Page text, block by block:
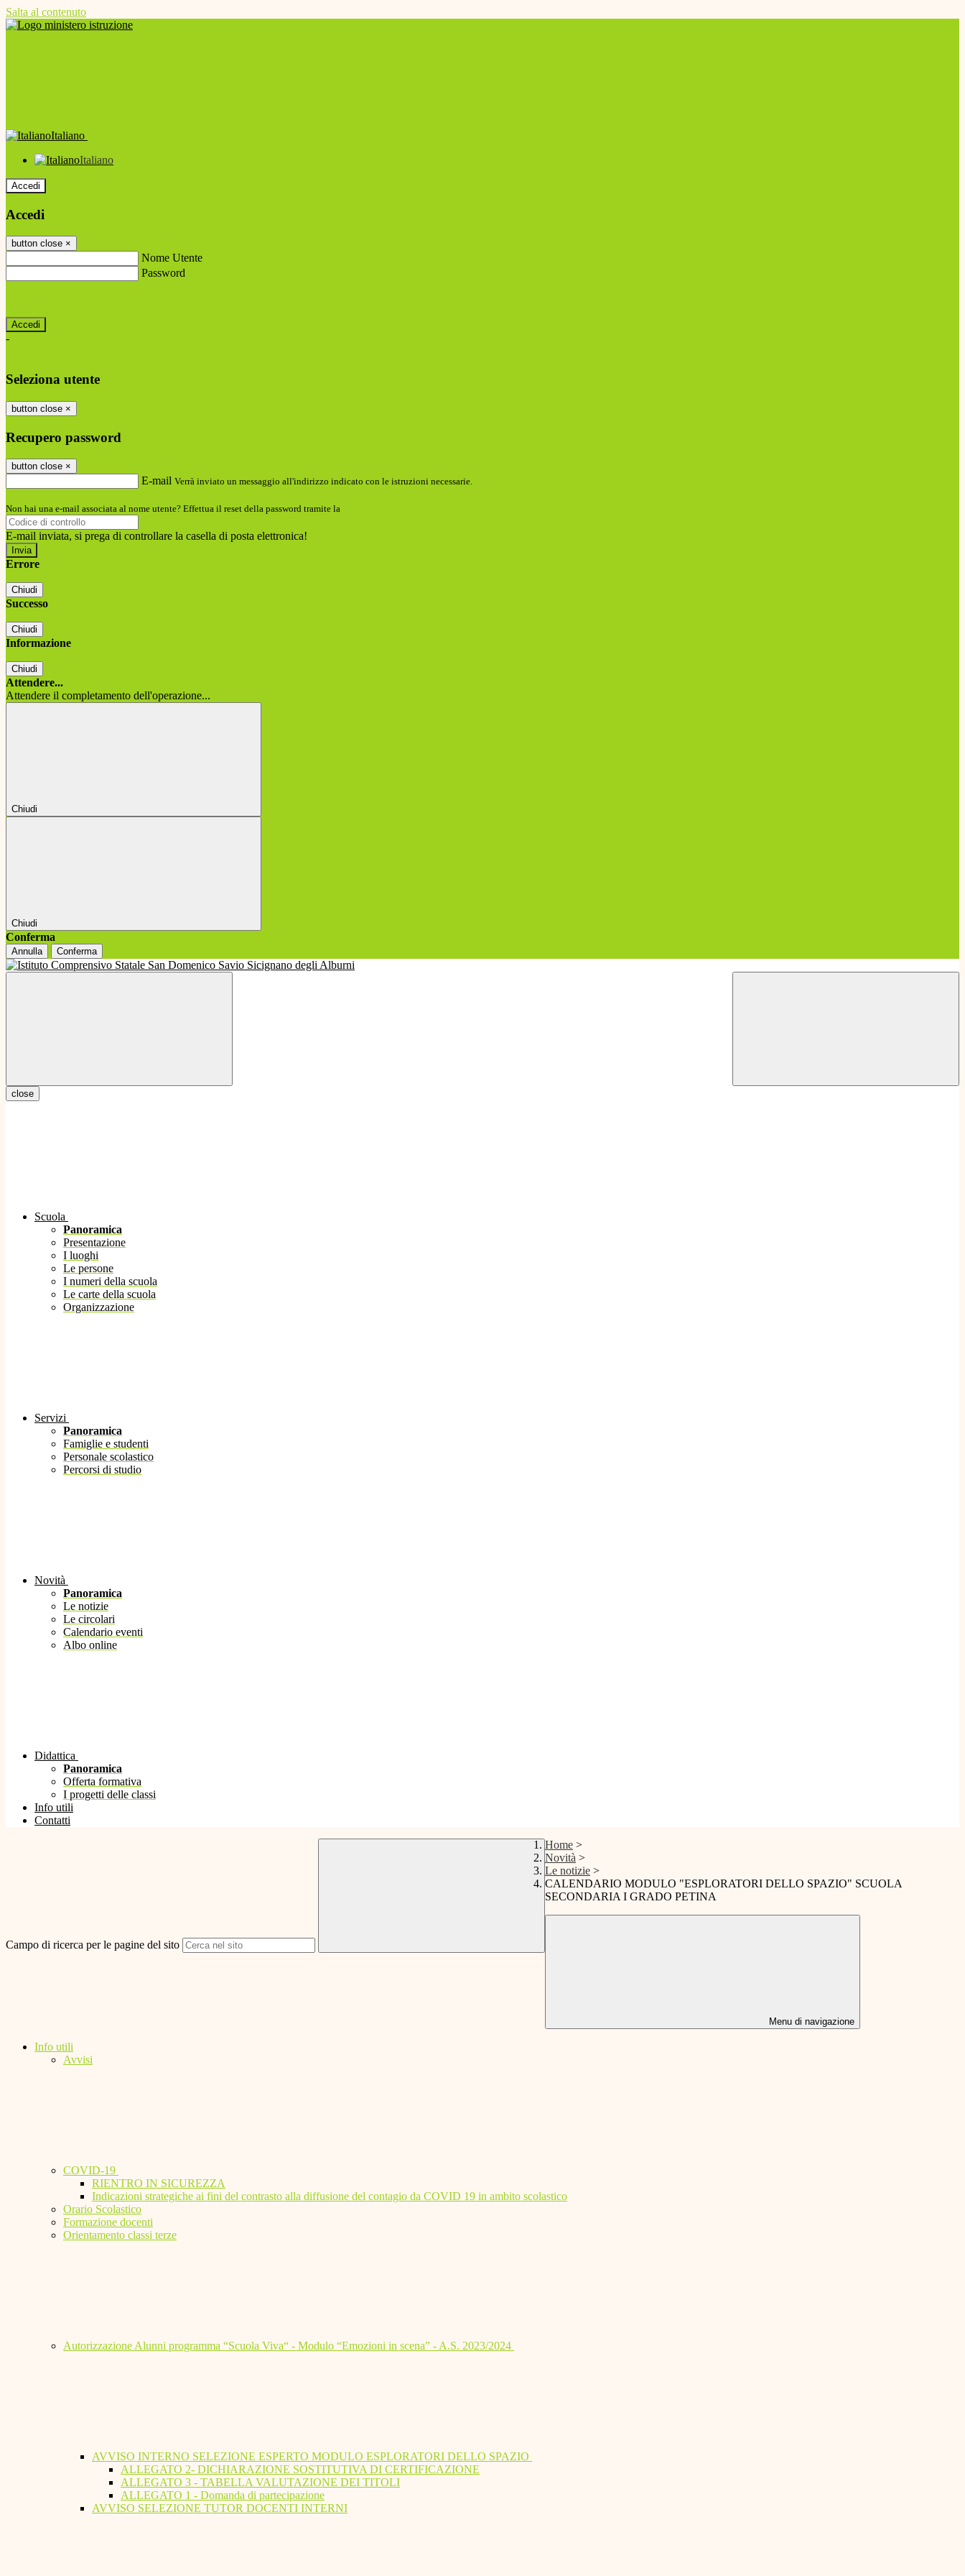
Salta al contenuto
Italiano
Italiano
Accedi
Accedi
button close ×
Nome Utente
Password
-
Seleziona utente
button close ×
Recupero password
button close ×
E-mail Verrà inviato un messaggio all'indirizzo indicato con le istruzioni necessarie.
Non hai una e-mail associata al nome utente? Effettua il reset della password tramite la
E-mail inviata, si prega di controllare la casella di posta elettronica!
Errore
Chiudi
Successo
Chiudi
Informazione
Chiudi
Attendere...
Attendere il completamento dell'operazione...
Chiudi
Chiudi
Conferma
Annulla Conferma
close
Scuola
Panoramica
Presentazione
I luoghi
Le persone
I numeri della scuola
Le carte della scuola
Organizzazione
Servizi
Panoramica
Famiglie e studenti
Personale scolastico
Percorsi di studio
Novità
Panoramica
Le notizie
Le circolari
Calendario eventi
Albo online
Didattica
Panoramica
Offerta formativa
I progetti delle classi
Info utili
Contatti
Campo di ricerca per le pagine del sito
Home >
Novità >
Le notizie >
CALENDARIO MODULO "ESPLORATORI DELLO SPAZIO" SCUOLA
SECONDARIA I GRADO PETINA
Menu di navigazione
Info utili
Avvisi
COVID-19
RIENTRO IN SICUREZZA
Indicazioni strategiche ai fini del contrasto alla diffusione del contagio da COVID 19 in ambito scolastico
Orario Scolastico
Formazione docenti
Orientamento classi terze
Autorizzazione Alunni programma “Scuola Viva“ - Modulo “Emozioni in scena” - A.S. 2023/2024
AVVISO INTERNO SELEZIONE ESPERTO MODULO ESPLORATORI DELLO SPAZIO
ALLEGATO 2- DICHIARAZIONE SOSTITUTIVA DI CERTIFICAZIONE
ALLEGATO 3 - TABELLA VALUTAZIONE DEI TITOLI
ALLEGATO 1 - Domanda di partecipazione
AVVISO SELEZIONE TUTOR DOCENTI INTERNI